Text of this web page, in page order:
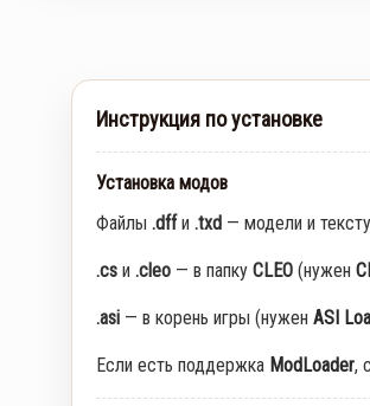
Инструкция по установке
Установка модов
Файлы .dffи .txd — модели и
.cs и .cleo — в папку CLEO (нужен
.asi — в корень игры (нужен ASI
Если есть поддержка ModLoader,